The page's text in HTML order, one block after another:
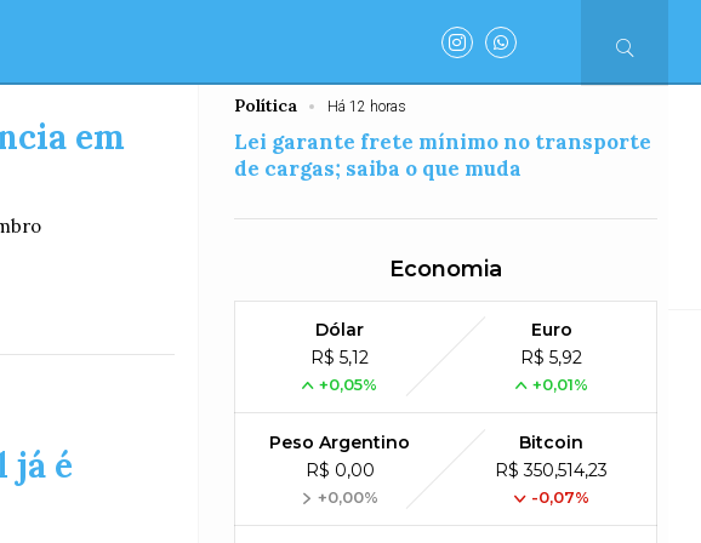
Walmor
da atribuição
de servidores efetivos
em
já é
Política Há 12 horas
Lei garante frete mínimo no transporte
de cargas; saiba o que muda
Economia
Dólar
R$ 5,12
+0,05%
Euro
R$ 5,92
+0,01%
Peso Argentino
R$ 0,00
+0,00%
Bitcoin
R$ 350,514,23
-0,07%